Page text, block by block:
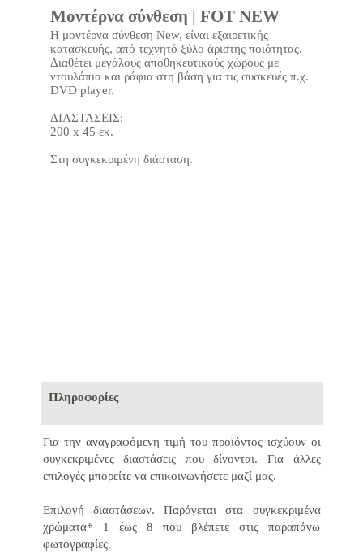
Μοντέρνα σύνθεση | FOT NEW
Η μοντέρνα σύνθεση New, είναι εξαιρετικής
κατασκευής, από τεχνητό ξύλο άριστης ποιότητας.
Διαθέτει μεγάλους αποθηκευτικούς χώρους με
ντουλάπια και ράφια στη βάση για τις συσκευές π.χ.
DVD player.
ΔΙΑΣΤΑΣΕΙΣ:
200 x 45 εκ.
Στη συγκεκριμένη διάσταση.
Πληροφορίες
Για την αναγραφόμενη τιμή του προϊόντος ισχύουν οι
συγκεκριμένες διαστάσεις που δίνονται.
Για άλλες
επιλογές μπορείτε να επικοινωνήσετε μαζί μας.
Επιλογή διαστάσεων.
Παράγεται στα συγκεκριμένα
χρώματα* 1 έως 8 που βλέπετε στις παραπάνω
φωτογραφίες.